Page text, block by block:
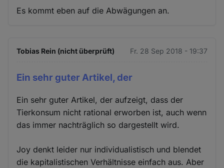
Es kommt eben auf die Abwägungen an.
Tobias Rein (nicht überprüft) Fr. 28 Sep 2018 - 19:37
Ein sehr guter Artikel, der
Ein sehr guter Artikel, der aufzeigt, dass der
Tierkonsum nicht rational erworben ist, auch wenn
das immer nachträglich so dargestellt wird.
Joy denkt leider nur individualistisch und blendet
die kapitalistischen Verhältnisse einfach aus. Aber